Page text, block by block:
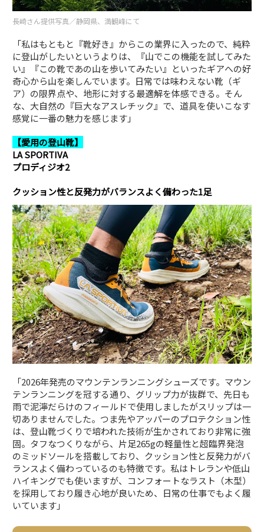
長崎さん提供写真／静岡県、満観峰にて
「私はもともと『靴好き』からこの業界に入ったので、純粋
に登山がしたいというよりは、『山でこの機能を試してみた
い』『この靴であの山を歩いてみたい』といったギアへの好
奇心から山を楽しんでいます。日常では味わえない靴（ギ
ア）の限界点や、地形に対する最適解を体感できる。そん
な、大自然の『巨大なアスレチック』で、道具を使いこなす
感覚に一番の魅力を感じます」
【愛用の登山靴】
LA SPORTIVA
プロディジオ2
クッション性と反発力がバランスよく備わった1足
「2026年発売のマウンテンランニングシューズです。マウン
テンランニングを冠する通り、グリップ力が抜群で、先日も
雨で泥濘だらけのフィールドで使用しましたがスリップは一
切ありませんでした。つま先やアッパーのプロテクション性
は、登山靴づくりで培われた技術が生かされており非常に強
固。タフなつくりながら、片足265gの軽量性と超臨界発泡
のミッドソールを搭載しており、クッション性と反発力がバ
ランスよく備わっているのも特徴です。私はトレランや低山
ハイキングでも使いますが、コンフォートなラスト（木型）
を採用しており履き心地が良いため、日常の仕事でもよく履
いています」